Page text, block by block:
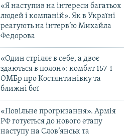
«Я наступив на інтереси багатьох
людей і компаній». Як в Україні
реагують на інтерв’ю Михайла
Федорова
«Один стріляє в себе, а двоє
здаються в полон»: комбат 157-ї
ОМБр про Костянтинівку та
ближні бої
«Повільне прогризання». Армія
РФ готується до нового етапу
наступу на Слов’янськ та